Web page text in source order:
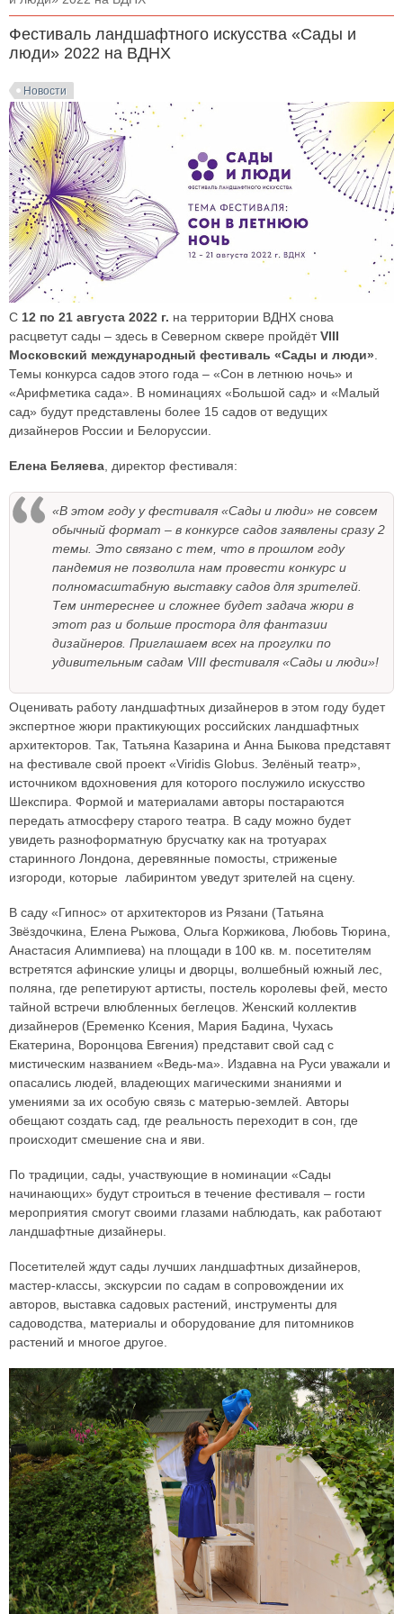
Фестиваль ландшафтного искусства «Сады и
люди» 2022 на ВДНХ
Новости
С 12 по 21 августа 2022 г. на территории ВДНХ снова
расцветут сады – здесь в Северном сквере пройдётVIII
Московский международный фестиваль «Сады и люди»
Темы конкурса садов этого года – «Сон в летнюю ночь» и
«Арифметика сада». В номинациях «Большой сад» и «Малый
сад» будут представлены более 15 садов от ведущих
дизайнеров России и Белоруссии.
Елена Беляева , директор фестиваля:
«В этом году у фестиваля «Сады и люди» не совсем
обычный формат – в конкурсе садов заявлены сразу 2
темы. Это связано с тем, что в прошлом году
пандемия не позволила нам провести конкурс и
полномасштабную выставку садов для зрителей.
Тем интереснее и сложнее будет задача жюри в
этот раз и больше простора для фантазии
дизайнеров. Приглашаем всех на прогулки по
удивительным садам VIII фестиваля «Сады и люди»!
Оценивать работу ландшафтных дизайнеров в этом году будет
экспертное жюри практикующих российских ландшафтных
архитекторов. Так, Татьяна Казарина и Анна Быкова представят
на фестивале свой проект «Viridis Globus. Зелёный театр»,
источником вдохновения для которого послужило искусство
Шекспира. Формой и материалами авторы постараются
передать атмосферу старого театра. В саду можно будет
увидеть разноформатную брусчатку как на тротуарах
старинного Лондона, деревянные помосты, стриженые
изгороди, которые лабиринтом уведут зрителей на сцену.
В саду «Гипнос» от архитекторов из Рязани (Татьяна
Звёздочкина, Елена Рыжова, Ольга Коржикова, Любовь Тюрина,
Анастасия Алимпиева) на площади в 100 кв. м. посетителям
встретятся афинские улицы и дворцы, волшебный южный лес,
поляна, где репетируют артисты, постель королевы фей, место
тайной встречи влюбленных беглецов. Женский коллектив
дизайнеров (Еременко Ксения, Мария Бадина, Чухась
Екатерина, Воронцова Евгения) представит свой сад с
мистическим названием «Ведь-ма». Издавна на Руси уважали и
опасались людей, владеющих магическими знаниями и
умениями за их особую связь с матерью-землей. Авторы
обещают создать сад, где реальность переходит в сон, где
происходит смешение сна и яви.
По традиции, сады, участвующие в номинации «Сады
начинающих» будут строиться в течение фестиваля – гости
мероприятия смогут своими глазами наблюдать, как работают
ландшафтные дизайнеры.
Посетителей ждут сады лучших ландшафтных дизайнеров,
мастер-классы, экскурсии по садам в сопровождении их
авторов, выставка садовых растений, инструменты для
садоводства, материалы и оборудование для питомников
растений и многое другое.